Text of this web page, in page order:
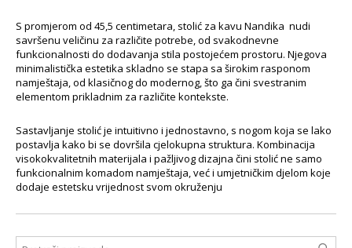
S promjerom od 45,5 centimetara, stolić za kavu Nandika nudi
savršenu veličinu za različite potrebe, od svakodnevne
funkcionalnosti do dodavanja stila postojećem prostoru. Njegova
minimalistička estetika skladno se stapa sa širokim rasponom
namještaja, od klasičnog do modernog, što ga čini svestranim
elementom prikladnim za različite kontekste.
Sastavljanje stolić je intuitivno i jednostavno, s nogom koja se lako
postavlja kako bi se dovršila cjelokupna struktura. Kombinacija
visokokvalitetnih materijala i pažljivog dizajna čini stolić ne samo
funkcionalnim komadom namještaja, već i umjetničkim djelom koje
dodaje estetsku vrijednost svom okruženju